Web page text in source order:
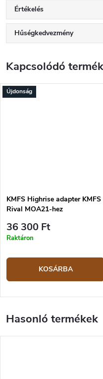
Értékelés
Hűségkedvezmény
Kapcsolódó
Újdonság
KMFS Highrise adapter KMFS
Rival MOA21-hez
36 300 Ft
Raktáron
KOSÁRBA